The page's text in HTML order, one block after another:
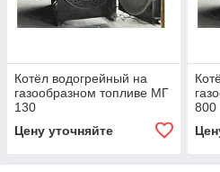
Котёл водогрейный на
газообразном топливе МГ
130
Цену уточняйте
800